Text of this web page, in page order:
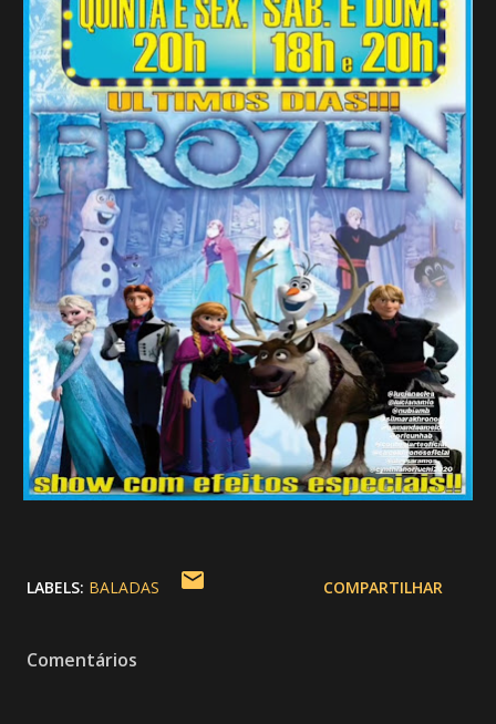
LABELS: BALADAS COMPARTILHAR
Comentários